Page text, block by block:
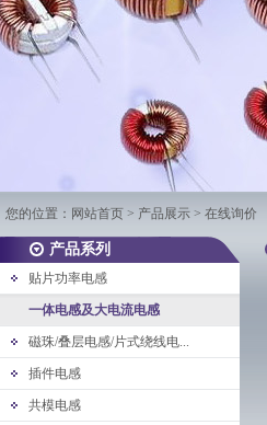
您的位置： 网站首页 > 产品展示 > 在线询价
产品系列
贴片功率电感
一体电感及大电流电感
磁珠/叠层电感/片式绕线电...
插件电感
共模电感